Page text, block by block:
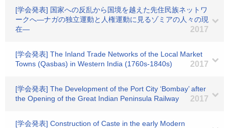
[学会発表] 国家への反乱から国境を越えた先住民族ネットワ
ークへ―ナガの独立運動と人権運動に見るゾミアの人々の現
在―
2017
[学会発表] The Inland Trade Networks of the Local Market
Towns (Qasbas) in Western India (1760s-1840s)
2017
[学会発表] The Development of the Port City ‘Bombay’ after
the Opening of the Great Indian Peninsula Railway
2017
[学会発表] Construction of Caste in the early Modern